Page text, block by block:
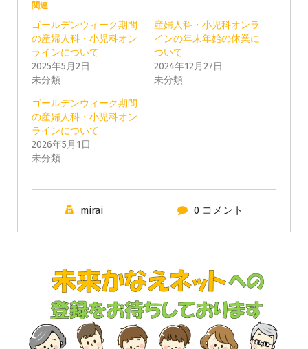
関連
ゴールデンウィーク期間
の産婦人科・小児科オン
ラインについて
2025年5月2日
未分類
産婦人科・小児科オンラ
インの年末年始の休業に
ついて
2024年12月27日
未分類
ゴールデンウィーク期間
の産婦人科・小児科オン
ラインについて
2026年5月1日
未分類
mirai 0 コメント